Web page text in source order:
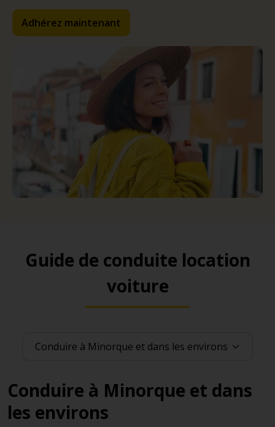
Adhérez maintenant
Guide de conduite location
voiture
Conduire à Minorque et dans
les environs